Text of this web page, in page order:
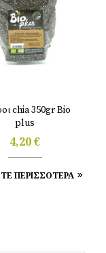
chia 350gr Bio
plus
4,20€
ΠΕΡΙΣΣΟΤΕΡΑ